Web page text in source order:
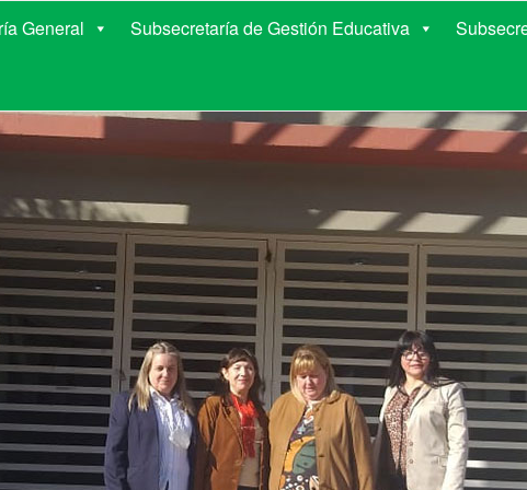
EDUCACIÓN DE
General Subsecretaría de Gestión Educativa